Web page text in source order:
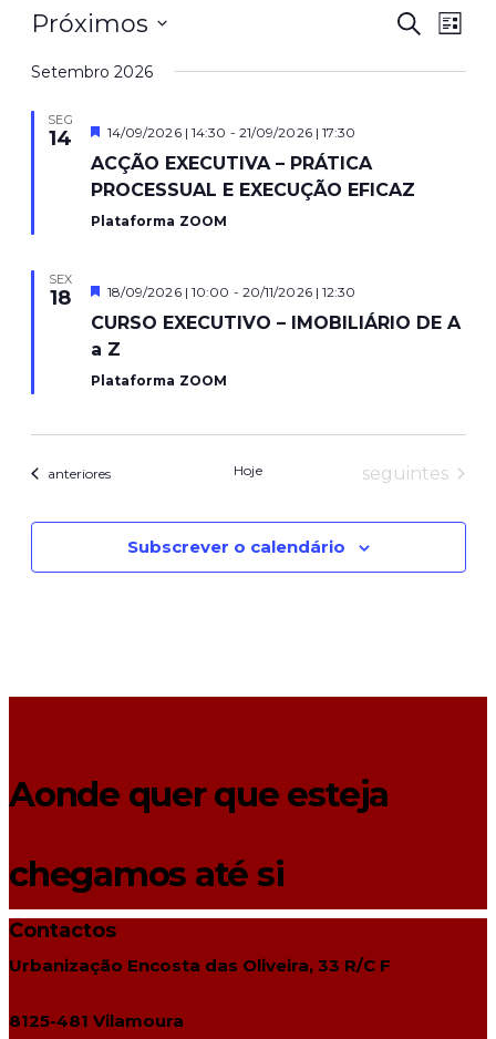
de
e
Pesquisar
de
Lista
Próximos
data
Setembro 2026
SEG
14 Destaque
14/09/2026 | 14:30 - 21/09/2026 | 17:30
ACÇÃO EXECUTIVA – PRÁTICA
PROCESSUAL E EXECUÇÃO EFICAZ
Plataforma ZOOM
SEX
18 Destaque
18/09/2026 | 10:00 - 20/11/2026 | 12:30
CURSO EXECUTIVO – IMOBILIÁRIO DE A
a Z
Plataforma ZOOM
Eventos
anteriores Hoje Eventos
seguintes
Subscrever o calendário
Aonde quer que esteja
chegamos até si
Contactos
Urbanização Encosta das Oliveira, 33 R/C F
8125-481 Vilamoura